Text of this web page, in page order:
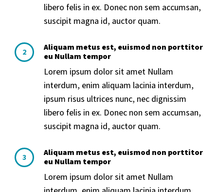
libero felis in ex. Donec non sem accumsan,
suscipit magna id, auctor quam.
2
Aliquam metus est, euismod non porttitor
eu Nullam tempor
Lorem ipsum dolor sit amet Nullam
interdum, enim aliquam lacinia interdum,
ipsum risus ultrices nunc, nec dignissim
libero felis in ex. Donec non sem accumsan,
suscipit magna id, auctor quam.
3
Aliquam metus est, euismod non porttitor
eu Nullam tempor
Lorem ipsum dolor sit amet Nullam